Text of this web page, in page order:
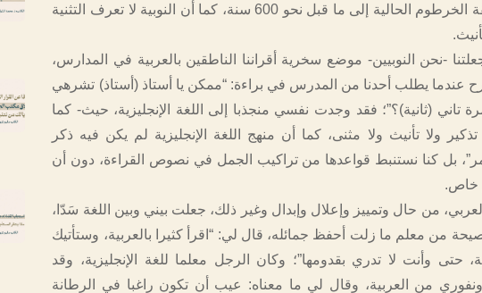
كان سائدا حتى منطقة الخرطوم الحالية إلى ما قبل نحو 600 سنة، كما أن النوبية لا تعرف التثنية
-نحن النوبيين- موضع سخرية أقراننا الناطقين بالعربية في المدارس،
عندما يطلب أحدنا من المدرس في براءة: “ممكن يا أستاذ (أستاذ) تشرهي
(ثانية)؟”؛ فقد وجدت نفسي منجذبا إلى اللغة الإنجليزية، حيث- كما
تذكير ولا تأنيث ولا مثنى، كما أن منهج اللغة الإنجليزية لم يكن فيه ذكر
بل كنا نستنبط قواعدها من تراكيب الجمل في نصوص القراءة، دون أن
خاص.
من حال وتمييز وإعلال وإبدال وغير ذلك، جعلت بيني وبين اللغة سَدّا،
من معلم ما زلت أحفظ جمائله، قال لي: “اقرأ كثيرا بالعربية، وستأتيك
حتى وأنت لا تدري بقدومها”؛ وكان الرجل معلما للغة الإنجليزية، وقد
من العربية، وقال لي ما معناه: عيب أن تكون راغبا في الرطانة